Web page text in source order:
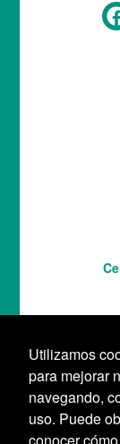
Utilizamos
para mejorar
navegando,
uso. Puede
Services